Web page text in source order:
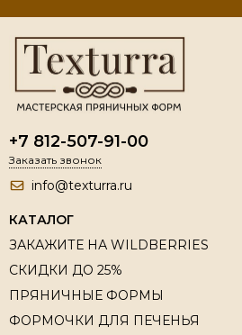
+7 812-507-91-00
Заказать звонок
info@texturra.ru
КАТАЛОГ
ЗАКАЖИТЕ НА WILDBERRIES
СКИДКИ ДО 25%
ПРЯНИЧНЫЕ ФОРМЫ
ФОРМОЧКИ ДЛЯ ПЕЧЕНЬЯ